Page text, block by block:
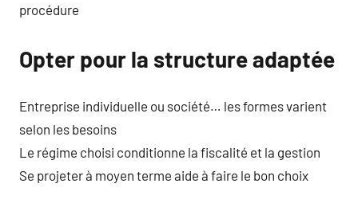
procédure
Opter pour la structure adaptée
Entreprise individuelle ou société… les formes varient
selon les besoins
Le régime choisi conditionne la fiscalité et la gestion
Se projeter à moyen terme aide à faire le bon choix